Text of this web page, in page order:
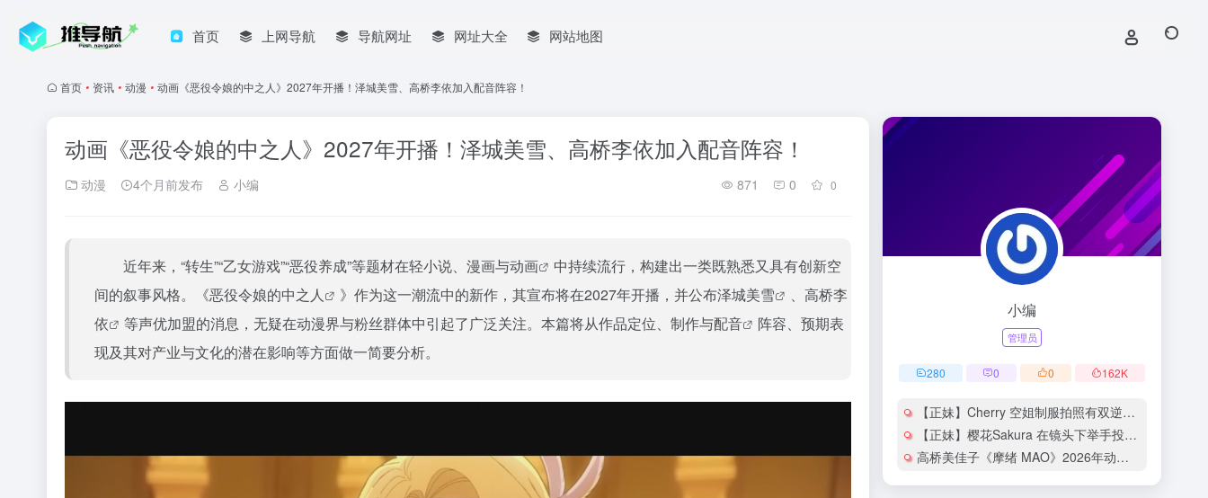
首页 上网导航 导航网址 网址大全 网站地图
首页 • 资讯 • 动漫 • 动画《恶役令娘的中之人》2027年开播！泽城美雪、高桥李依加入配音阵容！
动画《恶役令娘的中之人》2027年开播！泽城美雪、高桥李依加入配音阵容！
动漫 4个月前发布 小编 871 0 0
近年来，“转生”“乙女游戏”“恶役养成”等题材在轻小说、漫画与动画
中持续流行，构建出一类既熟悉又具有创新空
间的叙事风格。《恶役令娘的中之人 》作为这一潮流中的新作，其宣布将在2027年开播，并公布泽城美雪 、 高桥李
依
等声优加盟的消息，无疑在动漫界与粉丝群体中引起了广泛关注。本篇将从作品定位、制作与配音
阵容、预期表
现及其对产业与文化的潜在影响等方面做一简要分析。
小编
管理员
280 0 0 162K
【正妹】Cherry 空姐制服拍照有双逆天大长腿！
【正妹】樱花Sakura 在镜头下举手投足都散发热辣的魅力！
高桥美佳子《摩绪 MAO》2026年动画化确定！